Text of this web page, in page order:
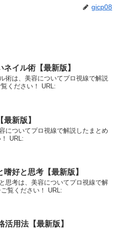
gicp08
イル術【最新版】
術は、美容についてプロ視線で解説
覧ください！ URL:
新版】
についてプロ視線で解説したまとめ
！ URL:
好と思考【最新版】
思考は、美容についてプロ視線で解
覧ください！ URL:
用法【最新版】